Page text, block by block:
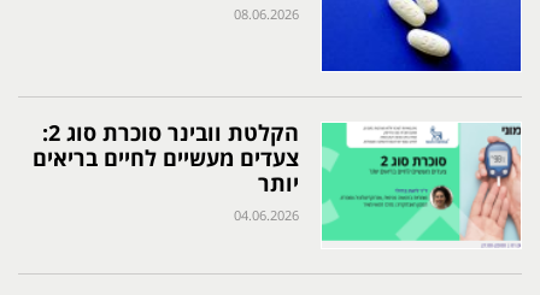
08.06.2026
הקלטת וובינר סוכרת סוג 2:
צעדים מעשיים לחיים בריאים
יותר
04.06.2026